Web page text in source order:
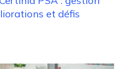
et défis